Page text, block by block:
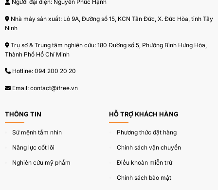
vụ gia công serum dưỡng trắng da từ IFREE để xử lý
tình trạng da tối màu và nám và nhiều công dụng
Thành phần chính trong công thức gia công
serum trị nám của IFREE
(Công thức gia công serum trị nám được nghiên cứu
công serum
– Alpha-Arbutin: kích hoạt độ sáng da trong 4 tuần
bằng cách ức chế tyrosinase, một trong những enzyme
chính tham gia vào quá trình hình thành sắc tố, đồng
cực tím và sự xuất hiện của các đốm nâu. Đây là thành
Người đại diện: Nguyễn Phúc Hạnh
Nhà máy sản xuất: Lô 9A, Đường số 15, KCN Tân Đức, X. Đức Hòa, tỉnh Tây
Ninh
Trụ sở & Trung tâm nghiên cứu: 180 Đường số 5, Phường Bình Hưng Hòa,
Thành Phố Hồ Chí Minh
Hotline: 094 200 20 20
Email: contact@ifree.vn
THÔNG TIN
Sứ mệnh tầm nhìn
Năng lực cốt lõi
Nghiên cứu mỹ phẩm
HỖ TRỢ KHÁCH HÀNG
Phương thức đặt hàng
Chính sách vận chuyển
Điều khoản miễn trừ
Chính sách bảo mật